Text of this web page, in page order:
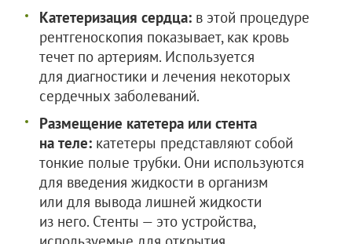
Катетеризация сердца: в этой процедуре
рентгеноскопия показывает, как кровь
течет по артериям. Используется
для диагностики и лечения некоторых
сердечных заболеваний.
Размещение катетера или стента
на теле: катетеры представляют собой
тонкие полые трубки. Они используются
для введения жидкости в организм
или для вывода лишней жидкости
из него. Стенты — это устройства,